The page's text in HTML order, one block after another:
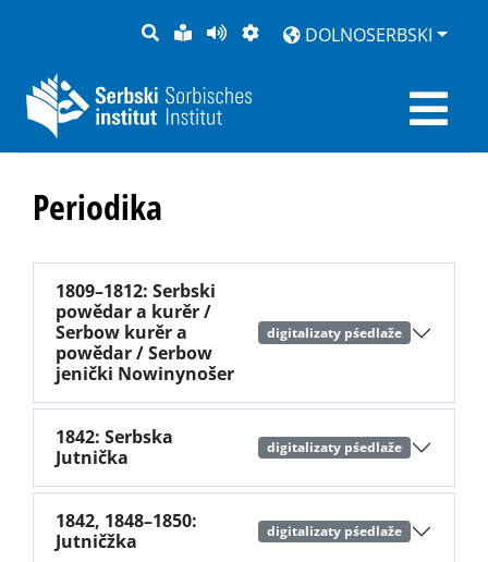
PYTANJE
LAŽKA
RĚC
BOK
PŚEDCYTAŚ
PŚEDSTAJENJE
DOLNOSERBSKI
Periodika
1809–1812: Serbski
powědar a kurěr /
Serbow kurěr a
powědar / Serbow
jenički Nowinynošer
digitalizaty pśedlaže
1842: Serbska
Jutnička
digitalizaty pśedlaže
1842, 1848–1850:
Jutničžka
digitalizaty pśedlaže